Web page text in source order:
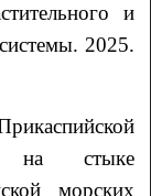
и
2025.
на стыке
морских